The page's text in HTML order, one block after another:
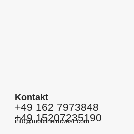
Kontakt
+49 162 7973848
+49 15207235190
info@mobilheimwest.com